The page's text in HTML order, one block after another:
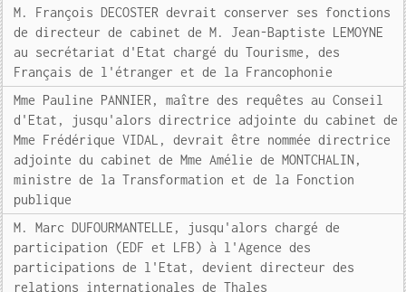
M. François DECOSTER devrait conserver ses fonctions
de directeur de cabinet de M. Jean-Baptiste LEMOYNE
au secrétariat d'Etat chargé du Tourisme, des
Français de l'étranger et de la Francophonie
Mme Pauline PANNIER, maître des requêtes au Conseil
d'Etat, jusqu'alors directrice adjointe du cabinet de
Mme Frédérique VIDAL, devrait être nommée directrice
adjointe du cabinet de Mme Amélie de MONTCHALIN,
ministre de la Transformation et de la Fonction
publique
M. Marc DUFOURMANTELLE, jusqu'alors chargé de
participation (EDF et LFB) à l'Agence des
participations de l'Etat, devient directeur des
relations internationales de Thales